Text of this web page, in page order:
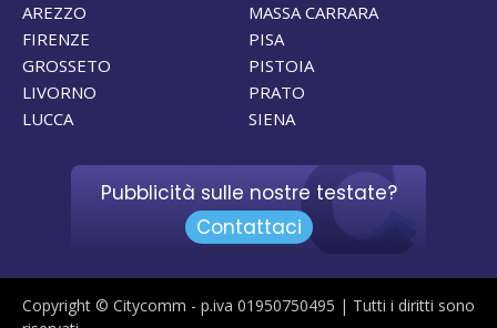
AREZZO
FIRENZE
GROSSETO
LIVORNO
LUCCA
MASSA CARRARA
PISA
PISTOIA
PRATO
SIENA
Pubblicità sulle nostre testate?
Contattaci
Copyright © Citycomm - p.iva 01950750495 | Tutti i diritti sono